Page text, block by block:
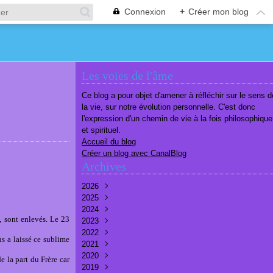
Connexion + Créer mon blog
enlevés. Le 23
a laissé ce sublime
la part du Frère car
Les voies de l'âme
Ce blog a pour objet d'amener à réfléchir sur le sens
la vie, sur notre évolution personnelle. C'est donc
l'expression d'un chemin de vie à la fois philosophique
et spirituel.
Accueil du blog
Créer un blog avec CanalBlog
Archives
2026
Août
Juillet
Juin
Mai(7)
Avril
Mars
Février
2025
Décembre
Novembre
Octobre
Septembre
Août
Juillet
2024
Décembre
Novembre
Octobre
Septembre
Août
2023
Décembre
Novembre
Octobre
Septembre
2022
Décembre
Septembre
Août
2021
Décembre
Novembre
2020
Décembre
2019